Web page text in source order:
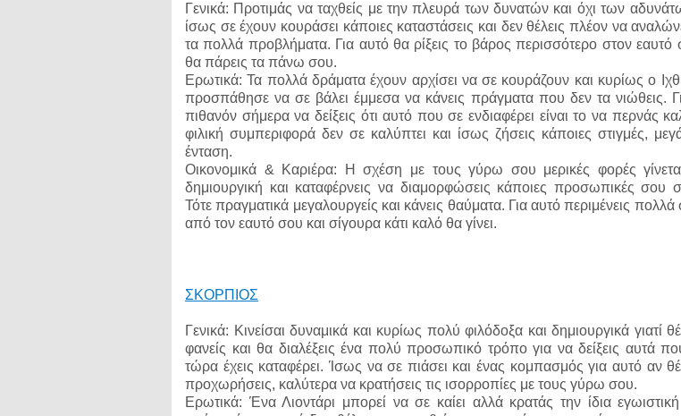
Γενικά: Προτιμάς να ταχθείς με την πλευρά των δυνατών και όχι των
ίσως σε έχουν κουράσει κάποιες καταστάσεις και δεν θέλεις πλέον να
τα πολλά προβλήματα. Για αυτό θα ρίξεις το βάρος περισσότερο στον εαυτό
θα πάρεις τα πάνω σου.
Ερωτικά: Τα πολλά δράματα έχουν αρχίσει να σε κουράζουν και κυρίως ο
προσπάθησε να σε βάλει έμμεσα να κάνεις πράγματα που δεν τα νιώθεις.
πιθανόν σήμερα να δείξεις ότι αυτό που σε ενδιαφέρει είναι το να περνάς
φιλική συμπεριφορά δεν σε καλύπτει και ίσως ζήσεις κάποιες στιγμές,
ένταση.
Οικονομικά & Καριέρα: Η σχέση με τους γύρω σου μερικές φορές
δημιουργική και καταφέρνεις να διαμορφώσεις κάποιες προσωπικές σου
Τότε πραγματικά μεγαλουργείς και κάνεις θαύματα. Για αυτό περιμένεις
από τον εαυτό σου και σίγουρα κάτι καλό θα γίνει.
ΣΚΟΡΠΙΟΣ
Γενικά: Κινείσαι δυναμικά και κυρίως πολύ φιλόδοξα και δημιουργικά γιατί
φανείς και θα διαλέξεις ένα πολύ προσωπικό τρόπο για να δείξεις αυτά
τώρα έχεις καταφέρει. Ίσως να σε πιάσει και ένας κομπασμός για αυτό αν
προχωρήσεις, καλύτερα να κρατήσεις τις ισορροπίες με τους γύρω σου.
Ερωτικά: Ένα Λιοντάρι μπορεί να σε καίει αλλά κρατάς την ίδια